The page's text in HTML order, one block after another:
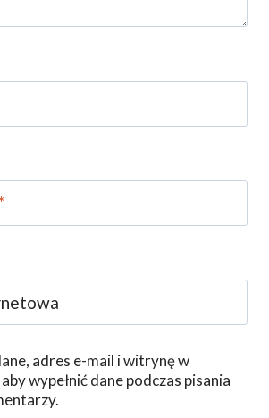
adres e-mail i witrynę w
wypełnić dane podczas pisania